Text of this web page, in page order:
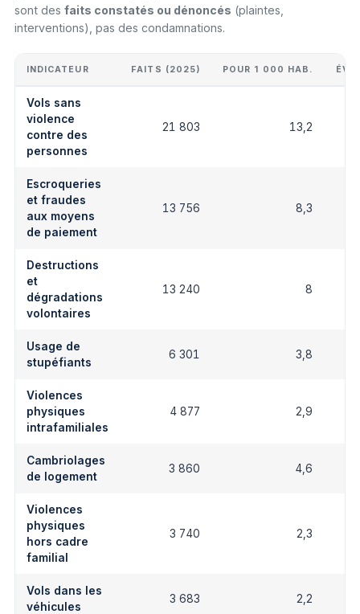
sont des faits constatés ou dénoncés (plaintes,
interventions), pas des condamnations.
INDICATEUR FAITS (2025) POUR 1 000 HAB.
Vols sans
violence
contre des
personnes
21 803 13,2
Escroqueries
et fraudes
aux moyens
de paiement
13 756 8,3
Destructions
et
dégradations
volontaires
13 240 8
Usage de
stupéfiants
6 301 3,8
Violences
physiques
intrafamiliales
4 877 2,9
Cambriolages
de logement
3 860 4,6
Violences
physiques
hors cadre
familial
3 740 2,3
Vols dans les
véhicules
3 683 2,2